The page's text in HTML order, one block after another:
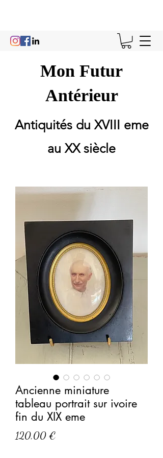
Mon Futur
Antérieur
Antiquités du XVIII eme
au XX siècle
Ancienne miniature
tableau portrait sur ivoire
fin du XIX eme
120,00 €